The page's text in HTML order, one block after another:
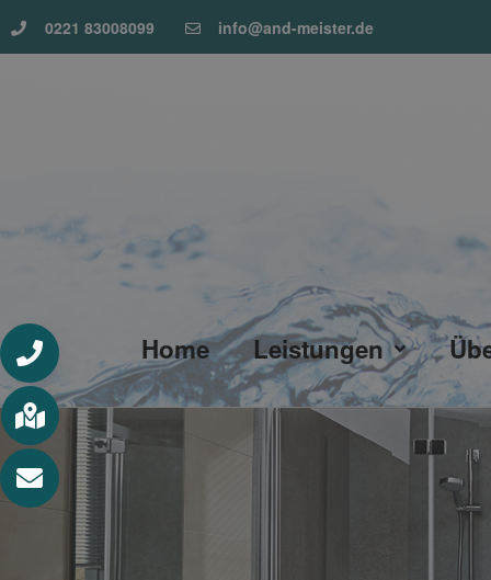
0221 83008099 info@and-meister.de
Home Leistungen